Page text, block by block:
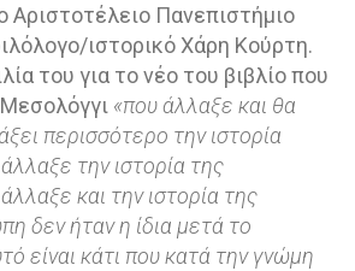
Αριστοτέλειο Πανεπιστήμιο
ιστορικό Χάρη Κούρτη.
του για το νέο του βιβλίο που
«που άλλαξε και θα
περισσότερο την ιστορία
την ιστορία της
και την ιστορία της
δεν ήταν η ίδια μετά το
είναι κάτι που κατά την γνώμη